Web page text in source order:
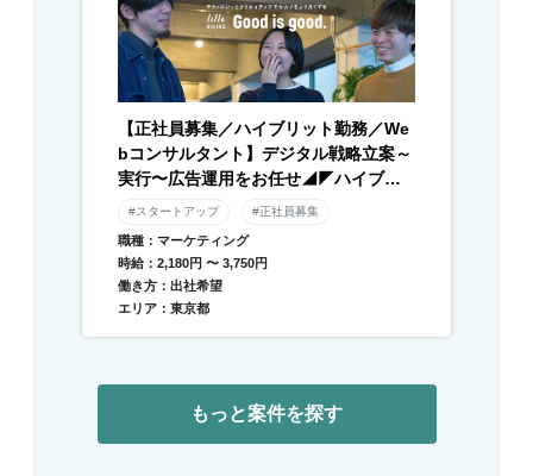
【正社員募集／ハイブリット勤務／We
bコンサルタント】デジタル戦略立案～
実行〜広告運用をお任せ◢◤ハイブリ
ッド勤務×残業月平均10時間以下◢◤伴
運営／急成長中DXベンチャー
#スタートアップ #正社員募集
職種：マーケティング
時給：2,180円 〜 3,750円
働き方：出社希望
エリア：東京都
もっと案件を探す